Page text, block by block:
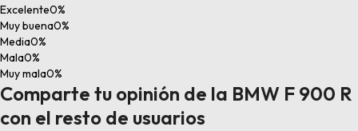
Excelente0%
Muy buena0%
Media0%
Mala0%
Muy mala0%
Comparte tu opinión de la BMW F 900 R
con el resto de usuarios